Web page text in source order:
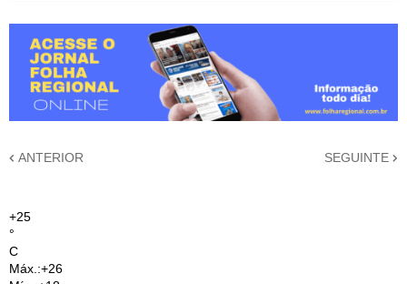
ANTERIOR SEGUINTE
+25
°
C
Máx.:+26